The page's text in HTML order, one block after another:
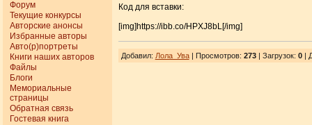
Форум
Текущие конкурсы
Авторские анонсы
Избранные авторы
Авто(р)портреты
Книги наших авторов
Файлы
Блоги
Мемориальные
страницы
Обратная связь
Гостевая книга
Код для вставки:
[img]https://ibb.co/HPXJ8bL[/img]
Добавил: Лола_Ува| Просмотров: 273| Загрузок: 0|